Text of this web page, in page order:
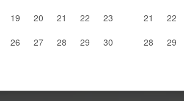
19 20 21 22
23
26 27 28 29
30
21
22
28
29